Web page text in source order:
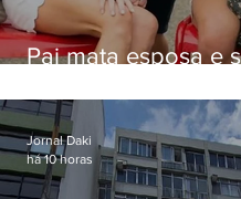
Pai mata esposa e
Jornal Daki
há 10 horas